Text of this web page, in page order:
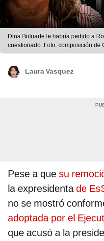
Dina Boluarte le habría pedido a
cuestionado. Foto: composición de
Laura Vasquez
Pese a que su
la expresidentade
no se mostró
adoptada por el
que acusó a la